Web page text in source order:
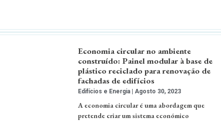
Economia circular no ambiente
construído: Painel modular à base de
plástico reciclado para renovação de
fachadas de edifícios
Edifícios e Energia Agosto 30, 2023
A economia circular é uma abordagem que
pretende criar um sistema económico